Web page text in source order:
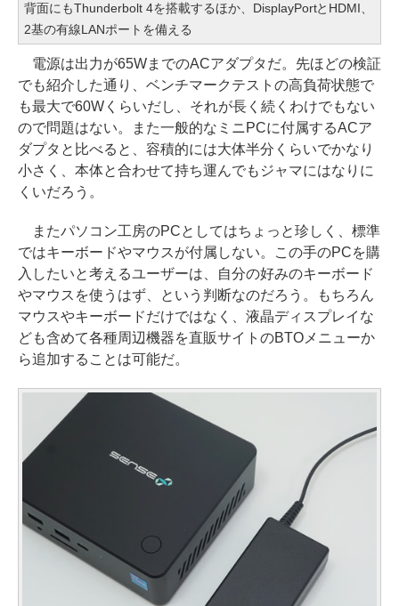
背面にもThunderbolt 4を搭載するほか、DisplayPortとHDMI、
2基の有線LANポートを備える
電源は出力が65WまでのACアダプタだ。先ほどの検証
でも紹介した通り、ベンチマークテストの高負荷状態で
も最大で60Wくらいだし、それが長く続くわけでもない
ので問題はない。また一般的なミニPCに付属するACア
ダプタと比べると、容積的には大体半分くらいでかなり
小さく、本体と合わせて持ち運んでもジャマにはなりに
くいだろう。
またパソコン工房のPCとしてはちょっと珍しく、標準
ではキーボードやマウスが付属しない。この手のPCを購
入したいと考えるユーザーは、自分の好みのキーボード
やマウスを使うはず、という判断なのだろう。もちろん
マウスやキーボードだけではなく、液晶ディスプレイな
ども含めて各種周辺機器を直販サイトのBTOメニューか
ら追加することは可能だ。